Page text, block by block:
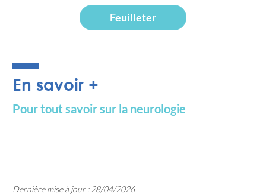
Feuilleter
En savoir +
Pour tout savoir sur la neurologie
Dernière mise à jour : 28/04/2026